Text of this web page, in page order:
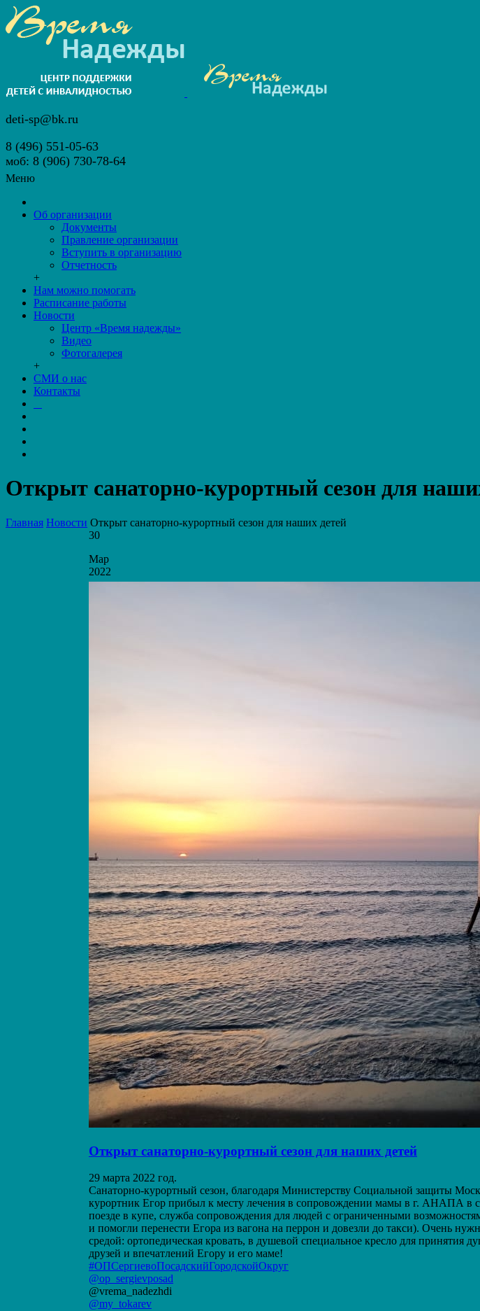
deti-sp@bk.ru
8 (496) 551-05-63
моб: 8 (906) 730-78-64
Меню
Об организации
Документы
Правление организации
Вступить в организацию
Отчетность
+
Нам можно помогать
Расписание работы
Новости
Центр «Время надежды»
Видео
Фотогалерея
+
СМИ о нас
Контакты
Открыт санаторно-курортный сезон для
Главная Новости Открыт санаторно-курортный сезон для наших детей
30
Мар
2022
Открыт санаторно-курортный сезон для наших детей
29 марта 2022 год.
Санаторно-курортный сезон, благодаря Министерству Социальной защиты
курортник Егор прибыл к месту лечения в сопровождении мамы в г. АНАПА
поезде в купе, служба сопровождения для людей с ограниченными
и помогли перенести Егора из вагона на перрон и довезли до такси). Очень
средой: ортопедическая кровать, в душевой специальное кресло для принятия
друзей и впечатлений Егору и его маме!
#ОПСергиевоПосадскийГородскойОкруг
@op_sergievposad
@vrema_nadezhdi
@my_tokarev